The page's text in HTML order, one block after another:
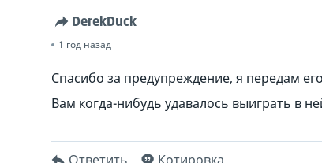
DerekDuck
1 год назад
Спасибо за предупреждение, я передам
Вам когда-нибудь удавалось выиграть в